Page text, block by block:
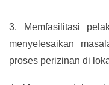
3.
Memfasilitasi
menyelesaikan
proses perizinan di